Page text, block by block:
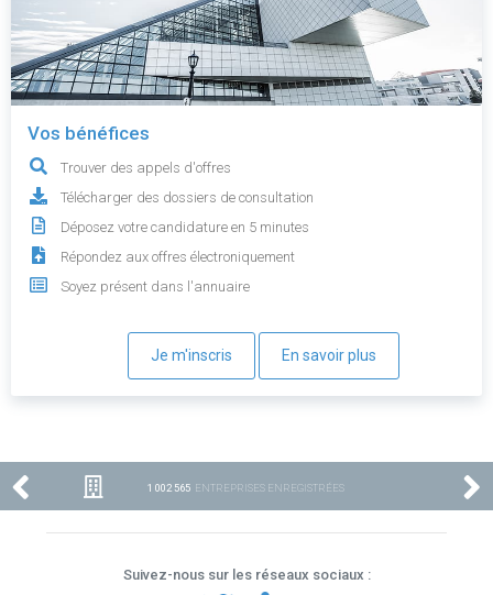
Vos bénéfices
Trouver des appels d'offres
Télécharger des dossiers de consultation
Déposez votre candidature en 5 minutes
Répondez aux offres électroniquement
Soyez présent dans l'annuaire
Je m'inscris En savoir plus
1 002 565 ENTREPRISES ENREGISTRÉES
Suivez-nous sur les réseaux sociaux :